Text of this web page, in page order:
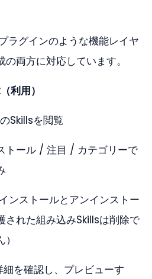
ラグインのような機能レイヤ
両方に対応しています。
利用）
Skillsを閲覧
トール / 注目 / カテゴリーで
ンストールとアンインストー
された組み込みSkillsは削除で
細を確認し、プレビューす